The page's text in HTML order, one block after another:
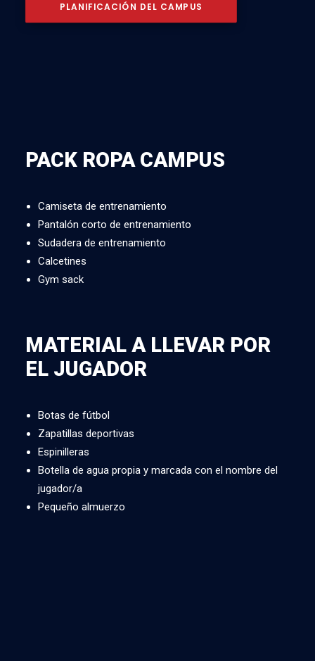
PLANIFICACIÓN DEL CAMPUS
PACK ROPA CAMPUS
Camiseta de entrenamiento
Pantalón corto de entrenamiento
Sudadera de entrenamiento
Calcetines
Gym sack
MATERIAL A LLEVAR POR
EL JUGADOR
Botas de fútbol
Zapatillas deportivas
Espinilleras
Botella de agua propia y marcada con el nombre del
jugador/a
Pequeño almuerzo